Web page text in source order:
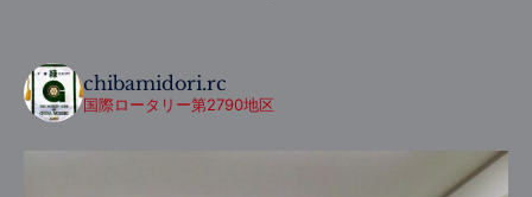
chibamidori.rc
国際ロータリー第2790地区